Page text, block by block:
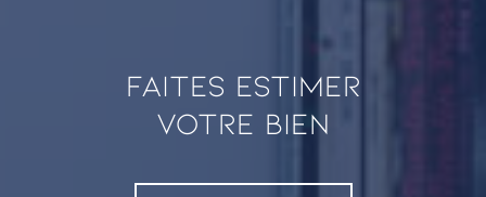
faites estimer
VOTRE BIEN